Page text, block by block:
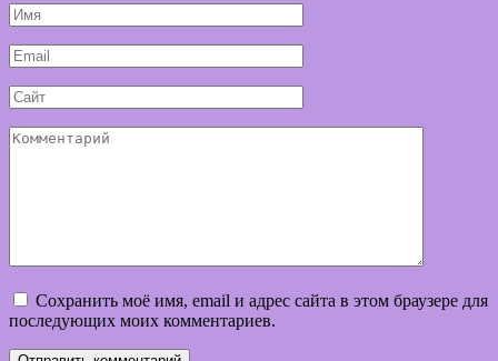
Имя
*
Email
*
Сайт
Комментарий
Сохранить моё имя, email и адрес сайта в этом браузере для
последующих моих комментариев.